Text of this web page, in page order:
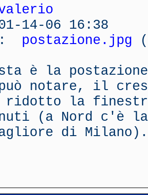
14-06 16:38
postazione.jpg
è la
può notare, il
ridotto la
(a Nord c'è
di